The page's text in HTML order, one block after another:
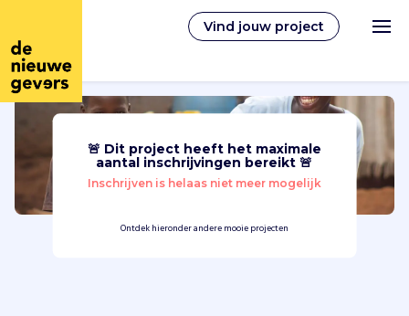
Vind jouw project
Nederlands
Vrijwilligerswerk
🚨 Dit project heeft het maximale
aantal inschrijvingen bereikt 🚨
Inschrijven is helaas niet meer mogelijk
Ontdek hieronder andere mooie projecten